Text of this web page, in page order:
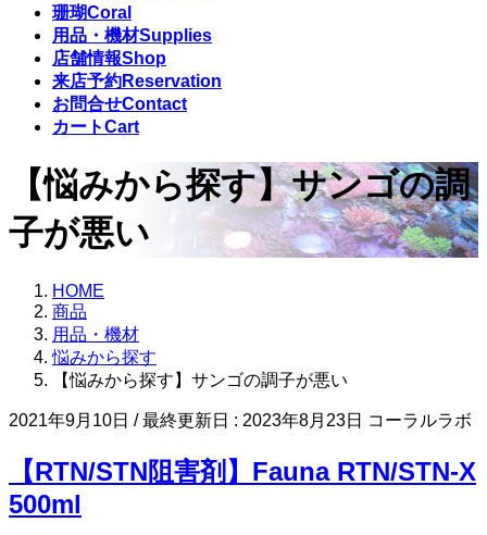
珊瑚Coral
用品・機材Supplies
店舗情報Shop
来店予約Reservation
お問合せContact
カートCart
【悩みから探す】サンゴの調
子が悪い
HOME
商品
用品・機材
悩みから探す
【悩みから探す】サンゴの調子が悪い
2021年9月10日 / 最終更新日 : 2023年8月23日 コーラルラボ
【RTN/STN阻害剤】Fauna RTN/STN-X
500ml